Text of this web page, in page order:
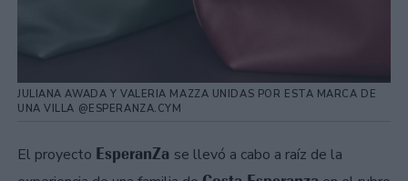
JULIANA AWADA Y VALERIA MAZZA UNIDAS POR ESTA MARCA DE
UNA VILLA @ESPERANZA.CYM
El proyecto EsperanZa se llevó a cabo a raíz de la